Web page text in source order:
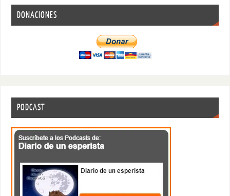
DONACIONES
PODCAST